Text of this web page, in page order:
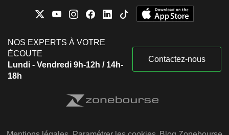
NOS EXPERTS À VOTRE
ÉCOUTE
Lundi - Vendredi 9h-12h / 14h-
18h
Contactez-nous